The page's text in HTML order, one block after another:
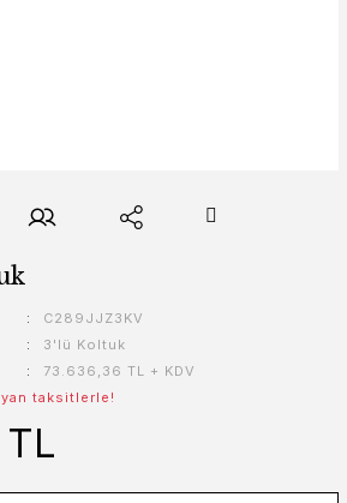
C289JJZ3KV
3'lü Koltuk
73.636,36 TL + KDV
taksitlerle!